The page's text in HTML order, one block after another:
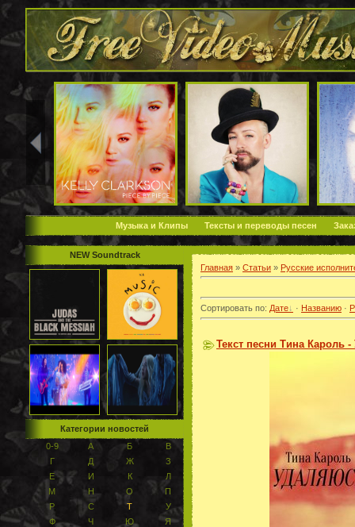
Музыка и Клипы Тексты и переводы песен
NEW Soundtrack
Категории новостей
0-9
А Б
В
Г
Д Ж
З
Е
И К
Л
М
Н О
П
Р
С Т
У
Ф
Ч Ю Я
Главная » Статьи » Русские
Сортировать по: Дате · Названию ·
Текст песни Тина Кароль